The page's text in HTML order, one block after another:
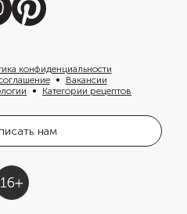
конфиденциальности
Вакансии
Категории рецептов
нам